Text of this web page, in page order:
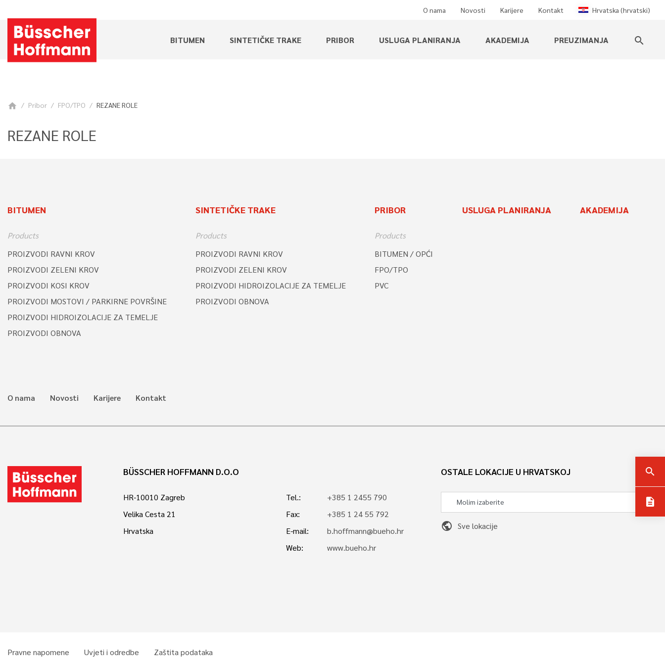
O nama Novosti Karijere Kontakt Hrvatska (hrvatski)
BITUMEN SINTETIČKE TRAKE PRIBOR USLUGA PLANIRANJA AKADEMIJA PREUZIMANJA search
home Pribor FPO/TPO REZANE ROLE
REZANE ROLE
search
description
BITUMEN
Products
PROIZVODI RAVNI KROV
PROIZVODI ZELENI KROV
PROIZVODI KOSI KROV
PROIZVODI MOSTOVI / PARKIRNE POVRŠINE
PROIZVODI HIDROIZOLACIJE ZA TEMELJE
PROIZVODI OBNOVA
SINTETIČKE TRAKE
Products
PROIZVODI RAVNI KROV
PROIZVODI ZELENI KROV
PROIZVODI HIDROIZOLACIJE ZA TEMELJE
PROIZVODI OBNOVA
PRIBOR
Products
BITUMEN / OPĆI
FPO/TPO
PVC
USLUGA PLANIRANJA AKADEMIJA
O nama Novosti Karijere Kontakt
BÜSSCHER HOFFMANN D.O.O
HR-10010 Zagreb
Velika Cesta 21
Hrvatska
Tel.:
+385 1 2455 790
Fax:
+385 1 24 55 792
E-mail:
b.hoffmann@bueho.hr
Web:
www.bueho.hr
OSTALE LOKACIJE U HRVATSKOJ
public Sve lokacije
Pravne napomene Uvjeti i odredbe Zaštita podataka